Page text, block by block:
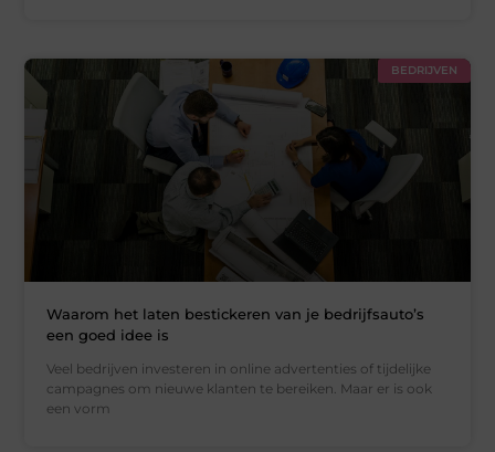
BEDRIJVEN
Waarom het laten bestickeren van je bedrijfsauto’s
een goed idee is
Veel bedrijven investeren in online advertenties of tijdelijke
campagnes om nieuwe klanten te bereiken. Maar er is ook
een vorm